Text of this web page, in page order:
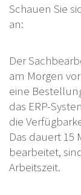
Schauen Sie
an:
Der
am Morgen
eine
das ERP-
die
Das dauert 15
bearbeitet,
Arbeitszeit.